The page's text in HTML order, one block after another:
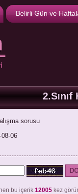
Belirli Gün ve
sorusu
08-06
bu içerik 12005 kez